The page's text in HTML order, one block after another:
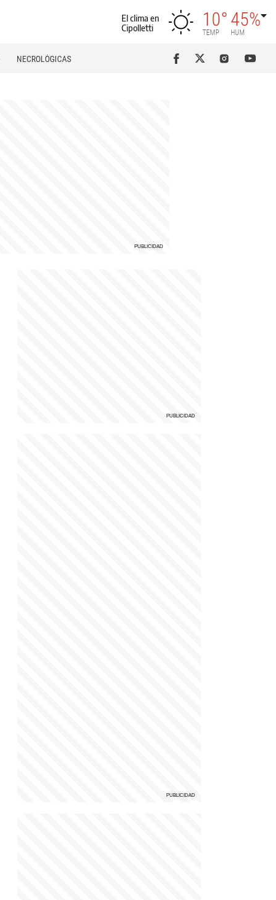
El clima en
Cipolletti
10°
TEMP
45%
HUM
NECROLÓGICAS